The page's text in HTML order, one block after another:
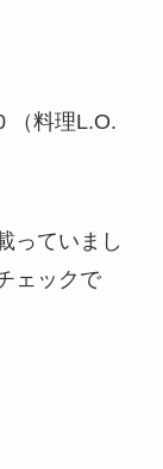
（料理L.O.
っていまし
ェックで